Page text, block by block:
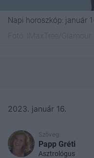
Napi horoszkóp: január
2023. január 16.
Szöveg:
Papp Gréti
Asztrológus